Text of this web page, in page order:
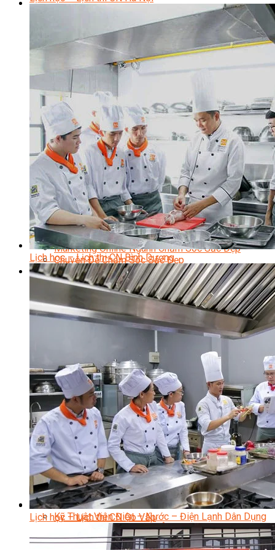
Sắc Đẹp
Khởi Sự Kinh Doanh Spa và Salon
Kinh Doanh Chuỗi và Nhượng Quyền Spa, Salon
Chăm Sóc Và Điều Trị Da
Chuyên Viên Trang Điểm
Trang Điểm Cô Dâu
Phun Xăm Thẩm Mỹ
Kỹ Thuật Tạo Sợi Hairstroke
Barber Chuyên Nghiệp
Kỹ Thuật Chải Bới Tóc Chuyên Nghiệp
Quản Lý Hair Salon Chuyên Nghiệp
Nối Mi Chuyên Nghiệp
Quản Lý Nail Salon Chuyên Nghiệp
Kỹ Thuật Nhuộm – Uốn – Duỗi
Nail Salon Định Cư
Kinh Doanh Nail Box
Train The Trainer – Chuyên Ngành Nail
Chăm Sóc Mẹ Và Bé
Gội Đầu Dưỡng Sinh Và Massage Thư Giãn
Marketing Online Ngành Chăm Sóc Sắc Đẹp
Chuyên Đề Chăm Sóc Sắc Đẹp
Âm Nhạc
Nhạc Công Chuyên Nghiệp
Ca Sĩ Chuyên Nghiệp
Học Đàn Violin
Học Violin Cover
Học Đàn Guitar
Học Guitar Đệm Hát
Học Electric Guitar (Guitar Điện)
Học Electric Guitar Cover
Học Keyboard
Học Đánh Trống Jazz
Học Thanh Nhạc
Học Thanh Nhạc Trẻ Em
Học Hát Hay Như Thần Tượng
Học K-POP Dance
Học Nhảy Hiện Đại
Chuyên Đề Tiktok Dance
Kỹ Thuật – Công Nghệ
Kỹ Thuật Viên Điện – Nước – Điện Lạnh Dân Dụng
Kỹ Thuật Viên Điện Lạnh Ô Tô
Kỹ Thuật Viên Điện – Điện Tử Ô Tô Cơ Bản
Lịch học – Lịch thi CN Bình Dương
Lịch học – Lịch thi CN Gò Vấp